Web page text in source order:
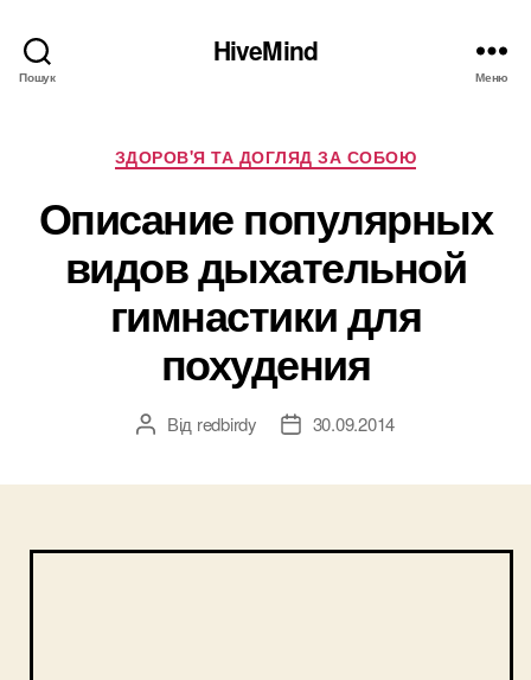
Пошук
HiveMind
Меню
Категорії
ЗДОРОВ'Я ТА ДОГЛЯД ЗА СОБОЮ
Описание популярных
видов дыхательной
гимнастики для
похудения
Автор
Від redbirdy
Дата30.09.2014